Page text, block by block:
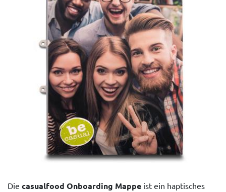
Die casualfood Onboarding Mappe ist ein haptisches